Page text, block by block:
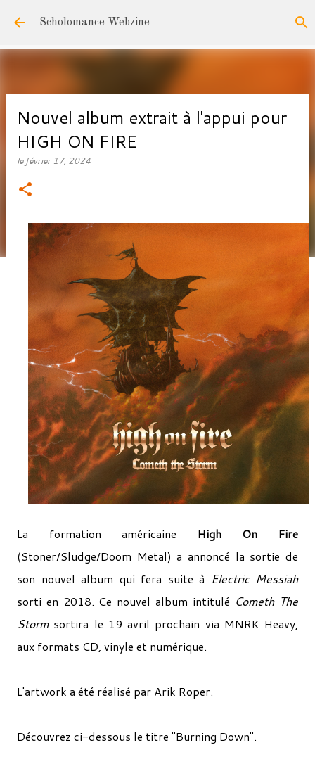
Accéder au contenu principal
Scholomance Webzine
Nouvel album extrait à l'appui pour
HIGH ON FIRE
lefévrier 17, 2024
La formation américaine High On Fire
(Stoner/Sludge/Doom Metal) a annoncé la sortie de
son nouvel album qui fera suite à Electric Messiah
sorti en 2018. Ce nouvel album intitulé Cometh The
Stormsortira le 19 avril prochain via MNRK Heavy,
aux formats CD, vinyle et numérique.
L'artwork a été réalisé par Arik Roper.
Découvrez ci-dessous le titre "Burning Down".